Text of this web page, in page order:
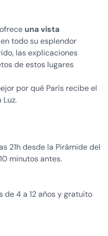
una vista
en todo su esplendor
las explicaciones
de estos lugares
por qué París recibe el
21h desde la Pirámide del
minutos antes.
de 4 a 12 años y gratuito